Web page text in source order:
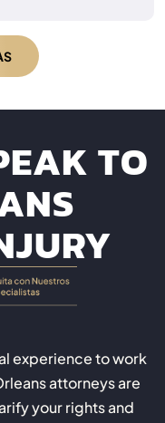
TO
experience to work
attorneys are
your rights and